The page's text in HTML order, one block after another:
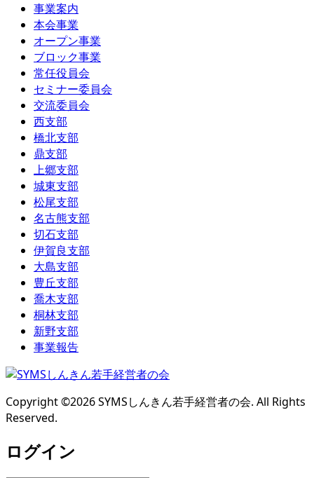
事業案内
本会事業
オープン事業
ブロック事業
常任役員会
セミナー委員会
交流委員会
西支部
橋北支部
鼎支部
上郷支部
城東支部
松尾支部
名古熊支部
切石支部
伊賀良支部
大島支部
豊丘支部
喬木支部
桐林支部
新野支部
事業報告
Copyright ©2026SYMSしんきん若手経営者の会. All Rights
Reserved.
ログイン